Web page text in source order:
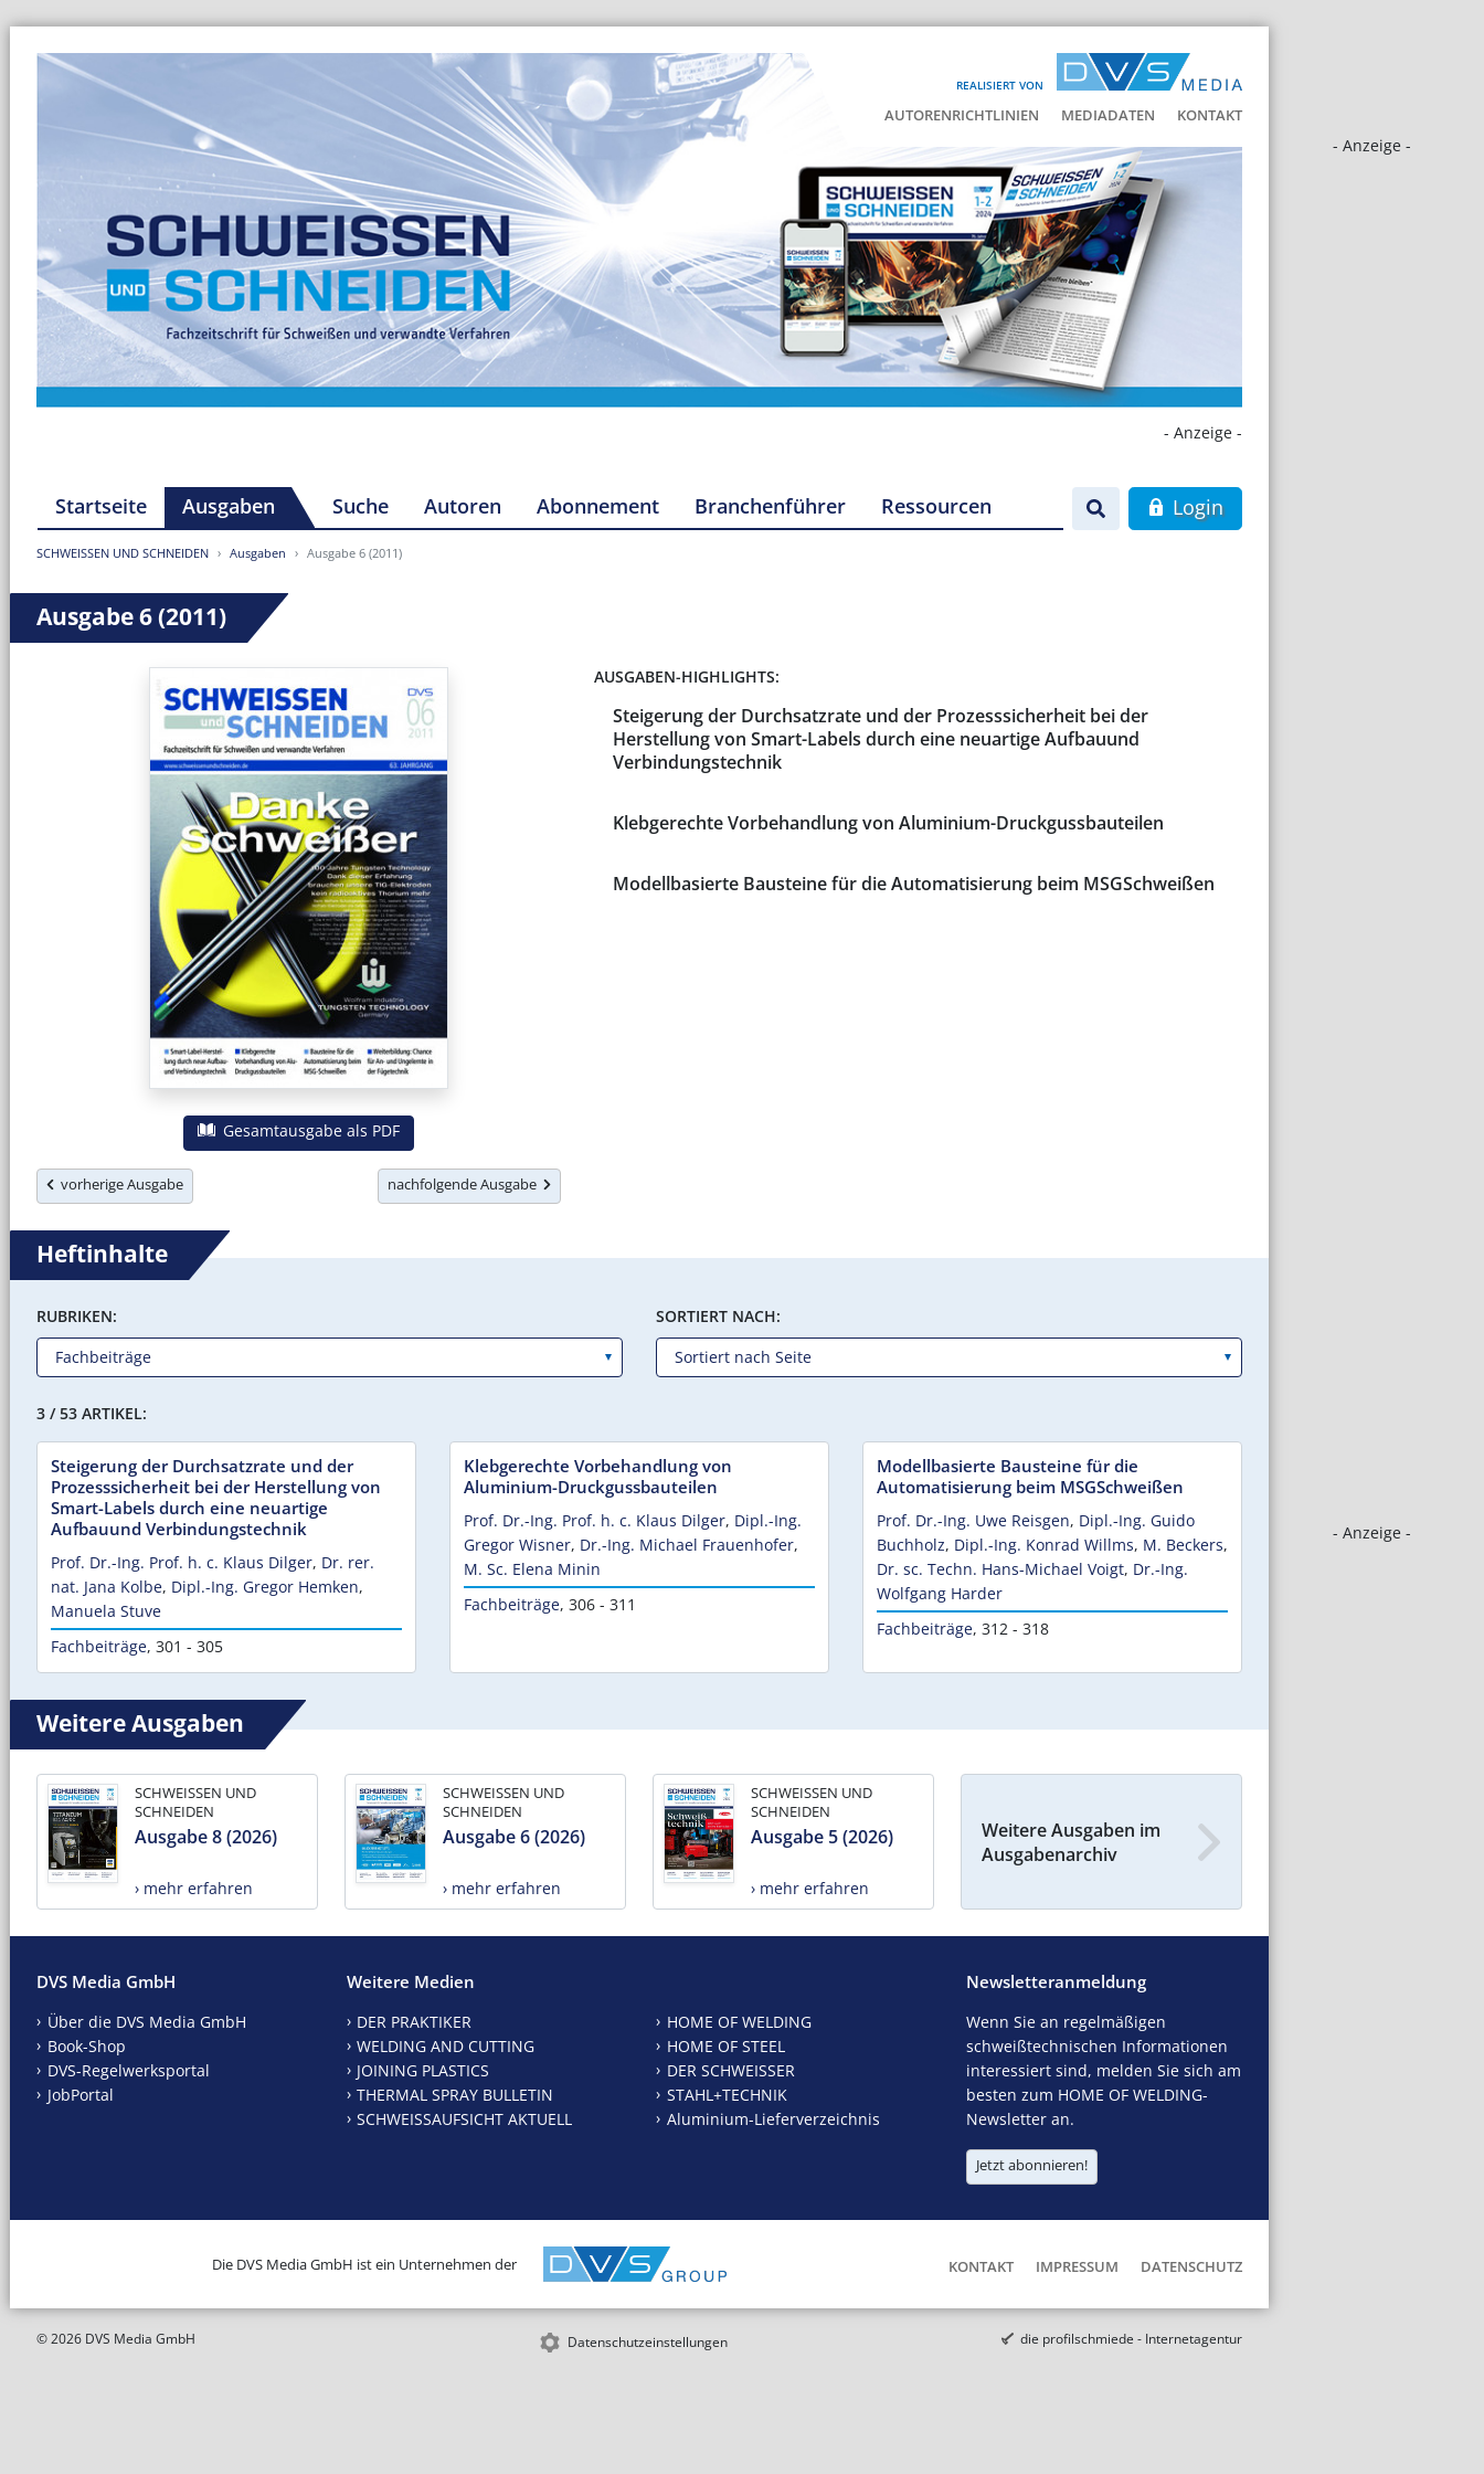
REALISIERT VON
AUTORENRICHTLINIEN MEDIADATEN KONTAKT
- Anzeige -
- Anzeige -
- Anzeige -
Startseite Ausgaben Suche Autoren Abonnement Branchenführer Ressourcen Login
SCHWEISSEN UND SCHNEIDEN Ausgaben Ausgabe 6 (2011)
Ausgabe 6 (2011)
Gesamtausgabe als PDF
vorherige Ausgabe nachfolgende Ausgabe
AUSGABEN-HIGHLIGHTS:
Steigerung der Durchsatzrate und der Prozesssicherheit bei der
Herstellung von Smart-Labels durch eine neuartige Aufbauund
Verbindungstechnik
Klebgerechte Vorbehandlung von Aluminium-Druckgussbauteilen
Modellbasierte Bausteine für die Automatisierung beim MSGSchweißen
Heftinhalte
RUBRIKEN: SORTIERT NACH:
3 / 53 ARTIKEL:
Steigerung der Durchsatzrate und der
Prozesssicherheit bei der Herstellung von
Smart-Labels durch eine neuartige
Aufbauund Verbindungstechnik
Prof. Dr.-Ing. Prof. h. c. Klaus Dilger, Dr. rer.
nat. Jana Kolbe, Dipl.-Ing. Gregor Hemken,
Manuela Stuve
Fachbeiträge, 301 - 305
Klebgerechte Vorbehandlung von
Aluminium-Druckgussbauteilen
Prof. Dr.-Ing. Prof. h. c. Klaus Dilger, Dipl.-Ing.
Gregor Wisner, Dr.-Ing. Michael Frauenhofer,
M. Sc. Elena Minin
Fachbeiträge, 306 - 311
Modellbasierte Bausteine für die
Automatisierung beim MSGSchweißen
Prof. Dr.-Ing. Uwe Reisgen, Dipl.-Ing. Guido
Buchholz, Dipl.-Ing. Konrad Willms, M. Beckers,
Dr. sc. Techn. Hans-Michael Voigt, Dr.-Ing.
Wolfgang Harder
Fachbeiträge, 312 - 318
Weitere Ausgaben
SCHWEISSEN UND
SCHNEIDEN
Ausgabe 8 (2026)
› mehr erfahren
SCHWEISSEN UND
SCHNEIDEN
Ausgabe 6 (2026)
› mehr erfahren
SCHWEISSEN UND
SCHNEIDEN
Ausgabe 5 (2026)
› mehr erfahren
Weitere Ausgaben im
Ausgabenarchiv
DVS Media GmbH
Über die DVS Media GmbH
Book-Shop
DVS-Regelwerksportal
JobPortal
Weitere Medien
DER PRAKTIKER
WELDING AND CUTTING
JOINING PLASTICS
THERMAL SPRAY BULLETIN
SCHWEISSAUFSICHT AKTUELL
HOME OF WELDING
HOME OF STEEL
DER SCHWEISSER
STAHL+TECHNIK
Aluminium-Lieferverzeichnis
Newsletteranmeldung
Wenn Sie an regelmäßigen
schweißtechnischen Informationen
interessiert sind, melden Sie sich am
besten zum HOME OF WELDING-
Newsletter an.
Jetzt abonnieren!
Die DVS Media GmbH ist ein Unternehmen der KONTAKT IMPRESSUM DATENSCHUTZ
© 2026 DVS Media GmbH Datenschutzeinstellungen die profilschmiede - Internetagentur